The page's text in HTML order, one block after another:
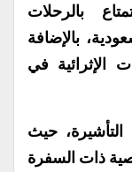
بالرحلات
بالإضافة
الإثرائية في
حيث
ذات السفرة